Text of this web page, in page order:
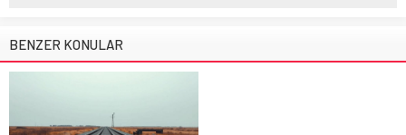
BENZER KONULAR